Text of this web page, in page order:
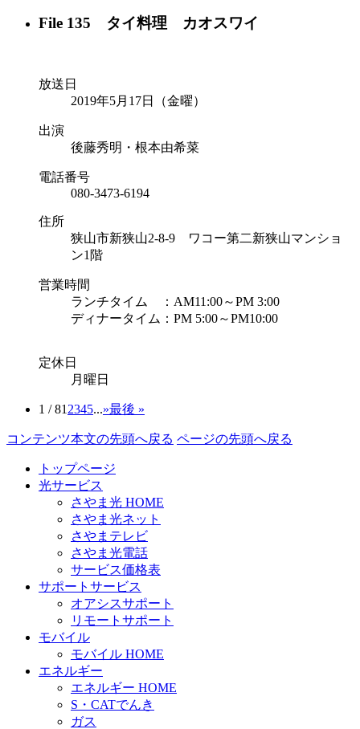
File 135 タイ料理 カオスワイ
放送日
2019年5月17日（金曜）
出演
後藤秀明・根本由希菜
電話番号
080-3473-6194
住所
狭山市新狭山2-8-9 ワコー第二新狭山マンショ
ン1階
営業時間
ランチタイム ：AM11:00～PM 3:00
ディナータイム：PM 5:00～PM10:00
定休日
月曜日
1 / 81 2345...»最後 »
コンテンツ本文の先頭へ戻る ページの先頭へ戻る
トップページ
光サービス
さやま光 HOME
さやま光ネット
さやまテレビ
さやま光電話
サービス価格表
サポートサービス
オアシスサポート
リモートサポート
モバイル
モバイル HOME
エネルギー
エネルギー HOME
S・CATでんき
ガス